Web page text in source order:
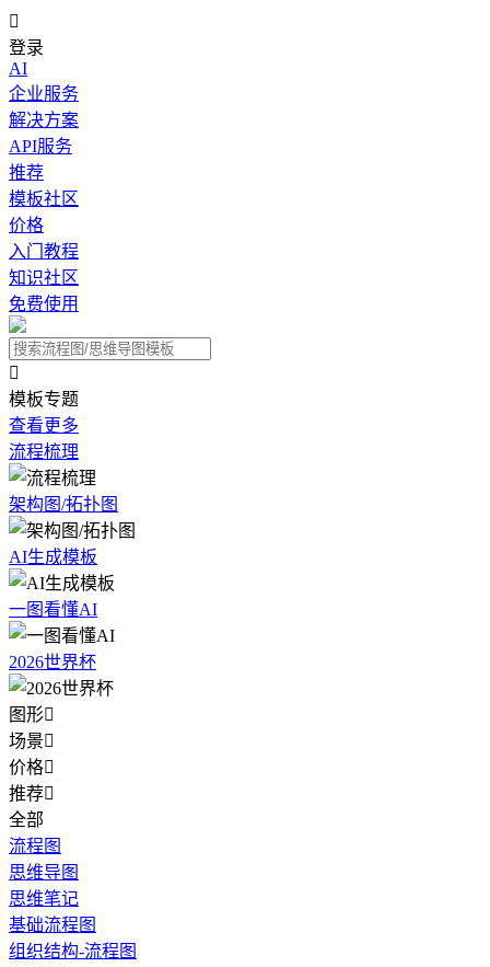

登录
AI
企业服务
解决方案
API服务
推荐
模板社区
价格
入门教程
知识社区
免费使用

模板专题
查看更多
流程梳理
架构图/拓扑图
AI生成模板
一图看懂AI
2026世界杯
图形
场景
价格
推荐
全部
流程图
思维导图
思维笔记
基础流程图
组织结构-流程图